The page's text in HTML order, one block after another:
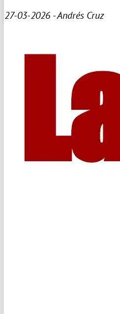
27-03-2026 - Andrés Cruz